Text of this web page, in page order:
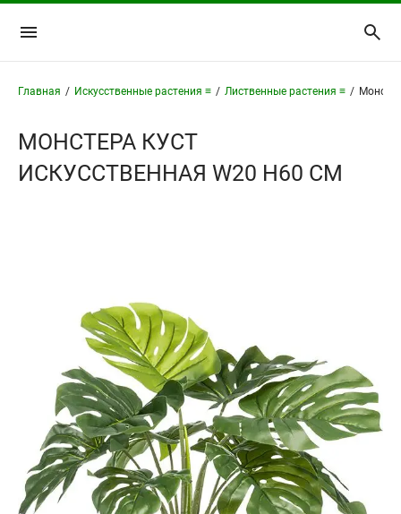
Главная / Искусственные растения ≡ / Лиственные растения ≡ /
МОНСТЕРА КУСТ
ИСКУССТВЕННАЯ W20 H60 СМ